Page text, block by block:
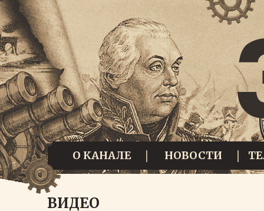
О КАНАЛЕ НОВОСТИ
ВИДЕО